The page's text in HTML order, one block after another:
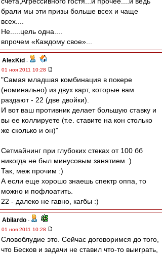
брали мы эти призы больше всех и чаще
всех....
Не.....цель одна....
впрочем «Каждому свое»...
AlexKid -
01 ноя 2011 10:28
"Самая младшая комбинация в покере
(номинально) из двух карт, которые вам
раздают - 22 (две двойки).
И вот ваш противник делает большую ставку и
вы ее коллируете (т.е. ставите на кон столько
же сколько и он)"
Сетмайнинг при глубоких стеках от 100 бб
никогда не был минусовым занятием :)
Так, меж прочим :)
А если еще хорошо знаешь спектр оппа, то
можно и пофлоатить.
22 - далеко не гавно, кагбы :)
Abilardo -
01 ноя 2011 10:28
Словоблудие это. Сейчас договоримся до того,
что Бесков и задачи не ставил что-то выиграть,